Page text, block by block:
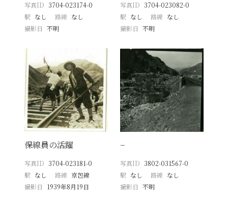
写真ID 3704-023174-0
駅 なし 路線 なし
撮影日
不明
写真ID 3704-023082-0
駅 なし 路線 なし
撮影日 不明
保線員の活躍
写真ID 3704-023181-0
駅 なし 路線 京包線
撮影日
1939年8月19日
−
写真ID 3802-031567-0
駅 なし 路線 なし
撮影日 不明